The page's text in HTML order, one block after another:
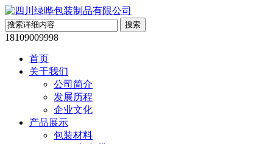
18109009998
首页
关于我们
公司简介
发展历程
企业文化
产品展示
包装材料